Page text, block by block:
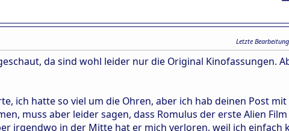
Letzte Bearbeitung
da sind wohl leider nur die Original Kinofassungen.
ich hatte so viel um die Ohren, aber ich hab deinen Post mit
muss aber leider sagen, dass Romulus der erste Alien
irgendwo in der Mitte hat er mich verloren, weil ich einfach